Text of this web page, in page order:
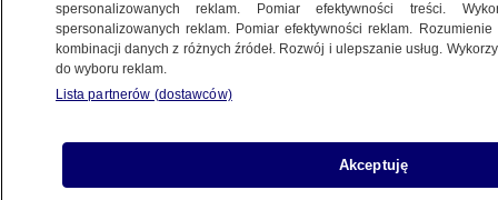
Udostępnij
Toman - tak będzie się nazywała nowa waluta
wobec dolara. Rząd zdecydował, że toman
będzie miał cztery zera mniej niż rial, by w ten
spersonalizowanych reklam. Pomiar efektywności treści.
spersonalizowanych reklam. Pomiar efektywności reklam.
kombinacji danych z różnych źródeł. Rozwój i ulepszanie usług.
do wyboru reklam.
Lista partnerów (dostawców)
Akceptuję